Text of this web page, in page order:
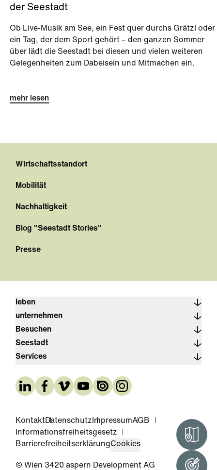
der Seestadt
Ob Live-Musik am See, ein Fest quer durchs Grätzl oder
ein Tag, der dem Sport gehört – den ganzen Sommer
über lädt die Seestadt bei diesen und vielen weiteren
Gelegenheiten zum Dabeisein und Mitmachen ein.
mehr lesen
Wirtschaftsstandort
Mobilität
Nachhaltigkeit
Blog "Seestadt Stories"
Presse
leben
unternehmen
Besuchen
Seestadt
Services
KontaktDatenschutz ImpressumAGB
Informationsfreiheitsgesetz
BarrierefreiheitserklärungCookies
© Wien 3420 aspern Development AG